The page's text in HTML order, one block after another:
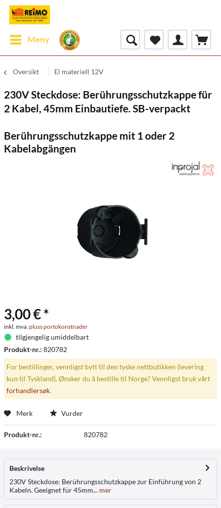
Meny
Oversikt El materiell 12V
230V Steckdose: Berührungsschutzkappe für
2 Kabel, 45mm Einbautiefe. SB-verpackt
Berührungsschutzkappe mit 1 oder 2
Kabelabgängen
3,00 € *
inkl. mva. pluss portokonstnader
tilgjengelig umiddelbart
Produkt-nr.: 820782
For bestillinger, vennligst bytt til den tyske nettbutikken (levering
kun til Tyskland). Ønsker du å bestille til Norge? Vennligst bruk vårt
forhandlersøk.
Merk Vurder
Produkt-nr.: 820782
Beskrivelse
230V Steckdose: Berührungsschutzkappe zur Einführung von 2
Kabeln. Geeignet für 45mm... mer